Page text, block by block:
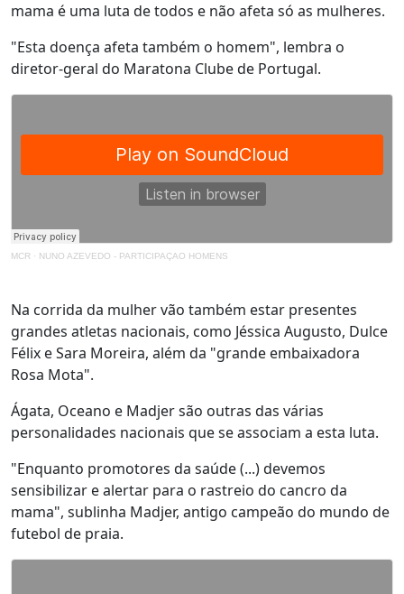
mama é uma luta de todos e não afeta só as mulheres.
"Esta doença afeta também o homem", lembra o
diretor-geral do Maratona Clube de Portugal.
MCR · NUNO AZEVEDO - PARTICIPAÇAO HOMENS
Na corrida da mulher vão também estar presentes
grandes atletas nacionais, como Jéssica Augusto, Dulce
Félix e Sara Moreira, além da "grande embaixadora
Rosa Mota".
Ágata, Oceano e Madjer são outras das várias
personalidades nacionais que se associam a esta luta.
"Enquanto promotores da saúde (...) devemos
sensibilizar e alertar para o rastreio do cancro da
mama", sublinha Madjer, antigo campeão do mundo de
futebol de praia.